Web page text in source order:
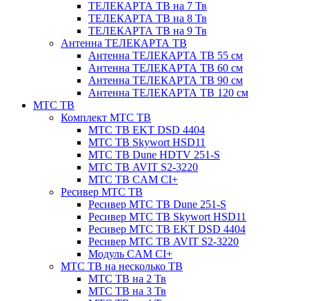
ТЕЛЕКАРТА ТВ на 7 Тв
ТЕЛЕКАРТА ТВ на 8 Тв
ТЕЛЕКАРТА ТВ на 9 Тв
Антенна ТЕЛЕКАРТА ТВ
Антенна ТЕЛЕКАРТА ТВ 55 см
Антенна ТЕЛЕКАРТА ТВ 60 см
Антенна ТЕЛЕКАРТА ТВ 90 см
Антенна ТЕЛЕКАРТА ТВ 120 см
МТС ТВ
Комплект МТС ТВ
МТС ТВ EKT DSD 4404
МТС ТВ Skywort HSD11
МТС ТВ Dune HDTV 251-S
МТС ТВ AVIT S2-3220
МТС ТВ CAM CI+
Ресивер МТС ТВ
Ресивер МТС ТВ Dune 251-S
Ресивер МТС ТВ Skywort HSD11
Ресивер МТС ТВ EKT DSD 4404
Ресивер МТС ТВ AVIT S2-3220
Модуль CAM CI+
МТС ТВ на несколько ТВ
МТС ТВ на 2 Тв
МТС ТВ на 3 Тв